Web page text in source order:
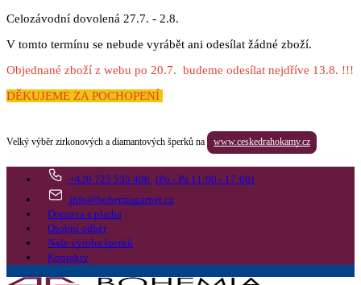
Celozávodní dovolená 27.7. - 2.8.
V tomto termínu se nebude vyrábět ani odesílat žádné zboží.
Objednané zboží z webu po 20.7. budeme odesílat nejdříve 13.8. !!!
DĚKUJEME ZA POCHOPENÍ
Velký výběr zirkonových a diamantových šperků na www.ceskedrahokamy.cz
+420 725 535 406 (Po - Pá 11:00 - 17:00)
info@bohemiagarnet.cz
Doprava a platba
Osobní odběr
Naše výroba šperků
Kontakty